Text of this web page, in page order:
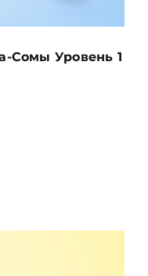
Сомы Уровень 1